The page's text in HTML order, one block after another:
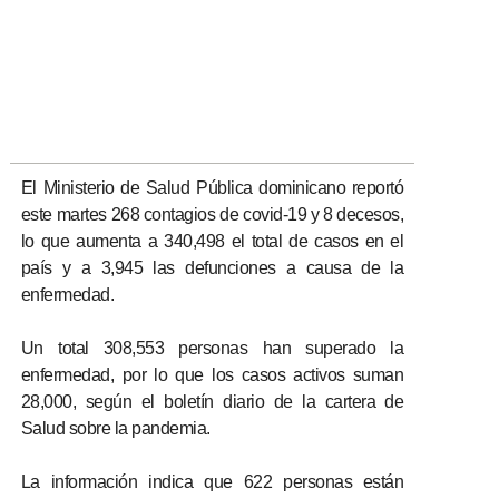
El Ministerio de Salud Pública dominicano reportó
este martes 268 contagios de covid-19 y 8 decesos,
lo que aumenta a 340,498 el total de casos en el
país y a 3,945 las defunciones a causa de la
enfermedad.
Un total 308,553 personas han superado la
enfermedad, por lo que los casos activos suman
28,000, según el boletín diario de la cartera de
Salud sobre la pandemia.
La información indica que 622 personas están